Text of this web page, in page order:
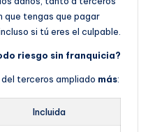
que tengas que pagar
si tú eres el culpable.
riesgo sin franquicia?
terceros ampliado más:
Incluida